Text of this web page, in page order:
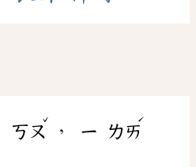
ㄎㄡ
ˇ
， ㄧ ㄌㄞ
ˊ